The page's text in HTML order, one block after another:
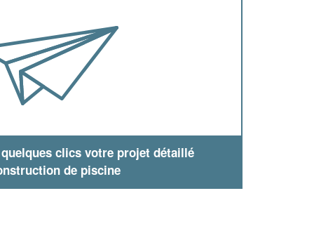
clics votre projet détaillé
de piscine